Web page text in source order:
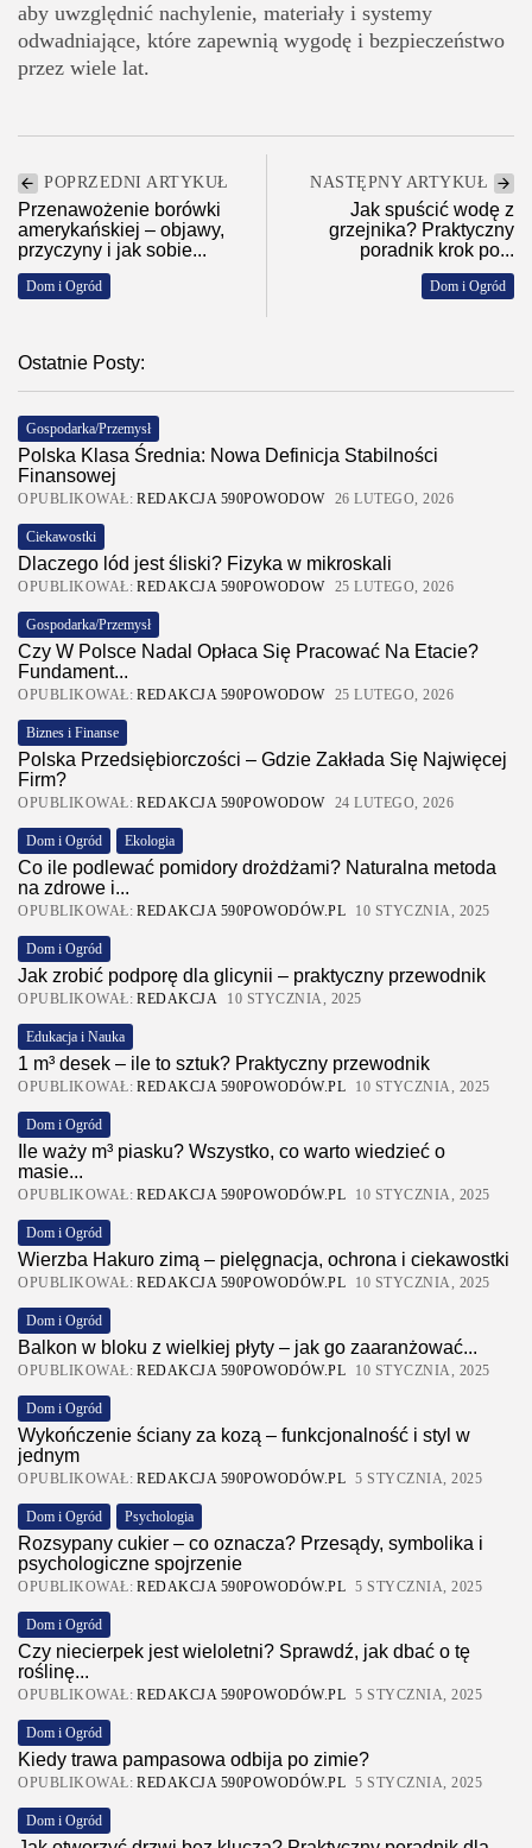
aby uwzględnić nachylenie, materiały i systemy
odwadniające, które zapewnią wygodę i bezpieczeństwo
przez wiele lat.
POPRZEDNI ARTYKUŁ
Przenawożenie borówki
amerykańskiej – objawy,
przyczyny i jak sobie...
Dom i Ogród
NASTĘPNY ARTYKUŁ
Jak spuścić wodę z
grzejnika? Praktyczny
poradnik krok po...
Dom i Ogród
Ostatnie Posty:
Gospodarka/Przemysł
Polska Klasa Średnia: Nowa Definicja Stabilności
Finansowej
OPUBLIKOWAŁ: REDAKCJA 590POWODOW 26 LUTEGO, 2026
Ciekawostki
Dlaczego lód jest śliski? Fizyka w mikroskali
OPUBLIKOWAŁ: REDAKCJA 590POWODOW 25 LUTEGO, 2026
Gospodarka/Przemysł
Czy W Polsce Nadal Opłaca Się Pracować Na Etacie?
Fundament...
OPUBLIKOWAŁ: REDAKCJA 590POWODOW 25 LUTEGO, 2026
Biznes i Finanse
Polska Przedsiębiorczości – Gdzie Zakłada Się Najwięcej
Firm?
OPUBLIKOWAŁ: REDAKCJA 590POWODOW 24 LUTEGO, 2026
Dom i Ogród Ekologia
Co ile podlewać pomidory drożdżami? Naturalna metoda
na zdrowe i...
OPUBLIKOWAŁ: REDAKCJA 590POWODÓW.PL 10 STYCZNIA, 2025
Dom i Ogród
Jak zrobić podporę dla glicynii – praktyczny przewodnik
OPUBLIKOWAŁ: REDAKCJA 10 STYCZNIA, 2025
Edukacja i Nauka
1 m³ desek – ile to sztuk? Praktyczny przewodnik
OPUBLIKOWAŁ: REDAKCJA 590POWODÓW.PL 10 STYCZNIA, 2025
Dom i Ogród
Ile waży m³ piasku? Wszystko, co warto wiedzieć o
masie...
OPUBLIKOWAŁ: REDAKCJA 590POWODÓW.PL 10 STYCZNIA, 2025
Dom i Ogród
Wierzba Hakuro zimą – pielęgnacja, ochrona i ciekawostki
OPUBLIKOWAŁ: REDAKCJA 590POWODÓW.PL 10 STYCZNIA, 2025
Dom i Ogród
Balkon w bloku z wielkiej płyty – jak go zaaranżować...
OPUBLIKOWAŁ: REDAKCJA 590POWODÓW.PL 10 STYCZNIA, 2025
Dom i Ogród
Wykończenie ściany za kozą – funkcjonalność i styl w
jednym
OPUBLIKOWAŁ: REDAKCJA 590POWODÓW.PL 5 STYCZNIA, 2025
Dom i Ogród Psychologia
Rozsypany cukier – co oznacza? Przesądy, symbolika i
psychologiczne spojrzenie
OPUBLIKOWAŁ: REDAKCJA 590POWODÓW.PL 5 STYCZNIA, 2025
Dom i Ogród
Czy niecierpek jest wieloletni? Sprawdź, jak dbać o tę
roślinę...
OPUBLIKOWAŁ: REDAKCJA 590POWODÓW.PL 5 STYCZNIA, 2025
Dom i Ogród
Kiedy trawa pampasowa odbija po zimie?
OPUBLIKOWAŁ: REDAKCJA 590POWODÓW.PL 5 STYCZNIA, 2025
Dom i Ogród